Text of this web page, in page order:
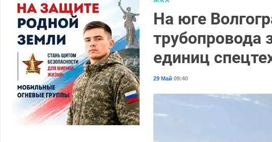
На юге
трубопровода
единиц
29 Май 09:40